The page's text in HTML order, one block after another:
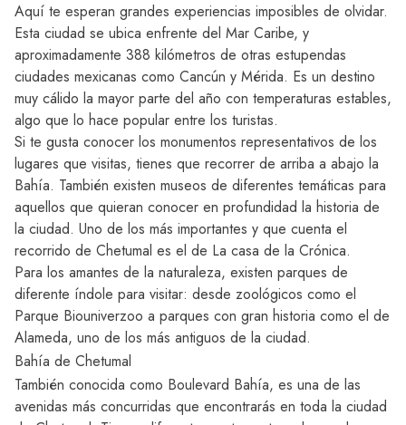
Aquí te esperan grandes experiencias imposibles de olvidar.
Esta ciudad se ubica enfrente del Mar Caribe, y
aproximadamente 388 kilómetros de otras estupendas
ciudades mexicanas como Cancún y Mérida. Es un destino
muy cálido la mayor parte del año con temperaturas estables,
algo que lo hace popular entre los turistas.
Si te gusta conocer los monumentos representativos de los
lugares que visitas, tienes que recorrer de arriba a abajo la
Bahía. También existen museos de diferentes temáticas para
aquellos que quieran conocer en profundidad la historia de
la ciudad. Uno de los más importantes y que cuenta el
recorrido de Chetumal es el de La casa de la Crónica.
Para los amantes de la naturaleza, existen parques de
diferente índole para visitar: desde zoológicos como el
Parque Biouniverzoo a parques con gran historia como el de
Alameda, uno de los más antiguos de la ciudad.
Bahía de Chetumal
También conocida como Boulevard Bahía, es una de las
avenidas más concurridas que encontrarás en toda la ciudad